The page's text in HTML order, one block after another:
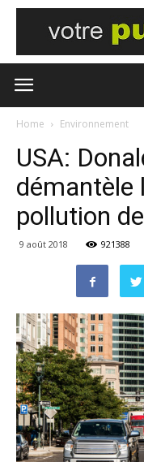
Home Environnement
USA:
démantèle
pollution
9 août 2018 921388